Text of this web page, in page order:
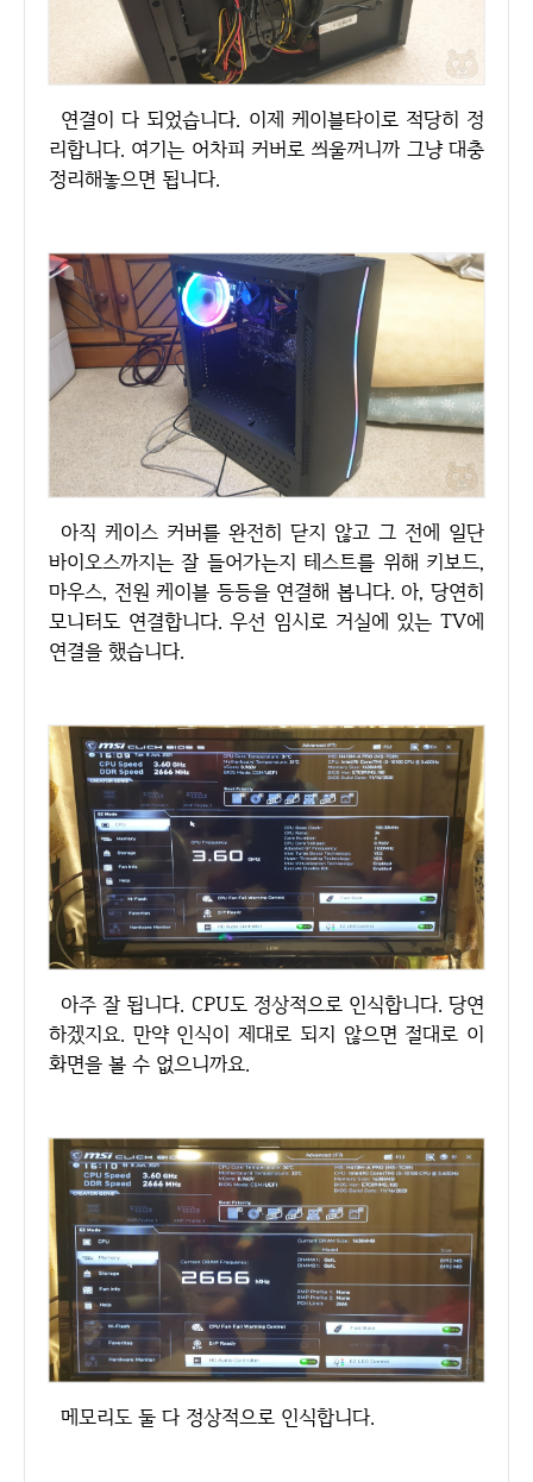
연결이 다 되었습니다. 이제 케이블타이로 적당히 정
리합니다. 여기는 어차피 커버로 씌울꺼니까 그냥 대충
정리해놓으면 됩니다.
아직 케이스 커버를 완전히 닫지 않고 그 전에 일단
바이오스까지는 잘 들어가는지 테스트를 위해 키보드,
마우스, 전원 케이블 등등을 연결해 봅니다. 아, 당연히
모니터도 연결합니다. 우선 임시로 거실에 있는 TV에
연결을 했습니다.
아주 잘 됩니다. CPU도 정상적으로 인식합니다. 당연
하겠지요. 만약 인식이 제대로 되지 않으면 절대로 이
화면을 볼 수 없으니까요.
메모리도 둘 다 정상적으로 인식합니다.